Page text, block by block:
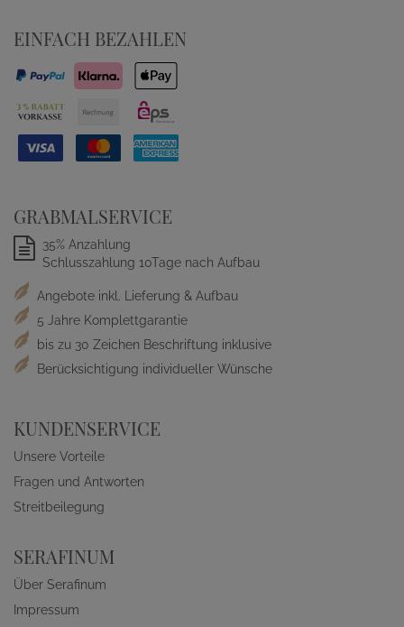
EINFACH BEZAHLEN
GRABMALSERVICE
35% Anzahlung
Schlusszahlung 10Tage nach Aufbau
Angebote inkl. Lieferung & Aufbau
5 Jahre Komplettgarantie
bis zu 30 Zeichen Beschriftung inklusive
Berücksichtigung individueller Wünsche
KUNDENSERVICE
Unsere Vorteile
Fragen und Antworten
Streitbeilegung
SERAFINUM
Über Serafinum
Impressum